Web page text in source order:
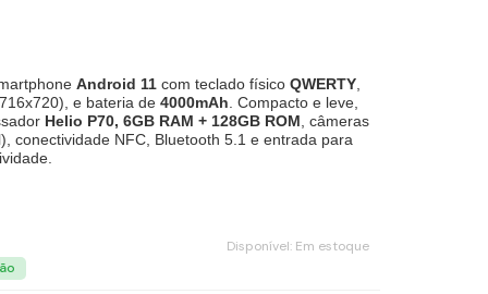
Android 11com teclado físico QWERTY,
e bateria de 4000mAh . Compacto e leve,
Helio P70, 6GB RAM + 128GB ROM , câmeras
conectividade NFC, Bluetooth 5.1 e entrada para
Disponível: Em estoque